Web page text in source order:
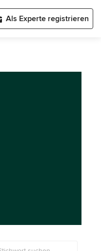
Als Experte registrieren